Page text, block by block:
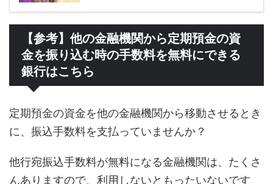
【参考】他の金融機関から定期預金の資
金を振り込む時の手数料を無料にできる
銀行はこちら
定期預金の資金を他の金融機関から移動させるとき
に、振込手数料を支払っていませんか？
他行宛振込手数料が無料になる金融機関は、たくさ
んありますので、利用しないともったいないです